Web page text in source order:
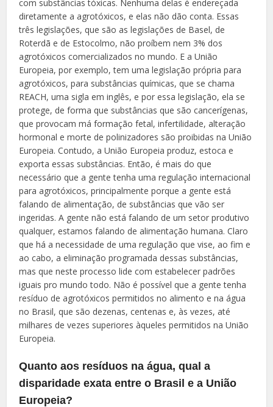
com substâncias tóxicas. Nenhuma delas é endereçada
diretamente a agrotóxicos, e elas não dão conta. Essas
três legislações, que são as legislações de Basel, de
Roterdã e de Estocolmo, não proíbem nem 3% dos
agrotóxicos comercializados no mundo. E a União
Europeia, por exemplo, tem uma legislação própria para
agrotóxicos, para substâncias químicas, que se chama
REACH, uma sigla em inglês, e por essa legislação, ela se
protege, de forma que substâncias que são cancerígenas,
que provocam má formação fetal, infertilidade, alteração
hormonal e morte de polinizadores são proibidas na União
Europeia. Contudo, a União Europeia produz, estoca e
exporta essas substâncias. Então, é mais do que
necessário que a gente tenha uma regulação internacional
para agrotóxicos, principalmente porque a gente está
falando de alimentação, de substâncias que vão ser
ingeridas. A gente não está falando de um setor produtivo
qualquer, estamos falando de alimentação humana. Claro
que há a necessidade de uma regulação que vise, ao fim e
ao cabo, a eliminação programada dessas substâncias,
mas que neste processo lide com estabelecer padrões
iguais pro mundo todo. Não é possível que a gente tenha
resíduo de agrotóxicos permitidos no alimento e na água
no Brasil, que são dezenas, centenas e, às vezes, até
milhares de vezes superiores àqueles permitidos na União
Europeia.
Quanto aos resíduos na água, qual a
disparidade exata entre o Brasil e a União
Europeia?